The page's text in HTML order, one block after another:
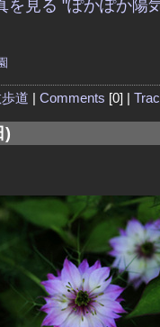
を見る "ぽかぽか陽
道 Comments [0] |
)